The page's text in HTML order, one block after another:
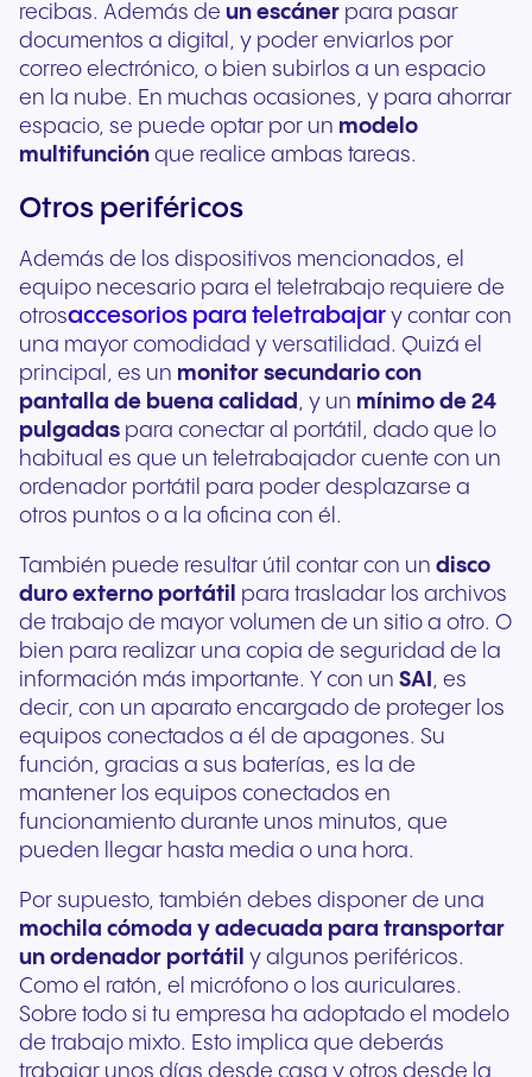
recibas. Además de un escáner para pasar
documentos a digital, y poder enviarlos por
correo electrónico, o bien subirlos a un espacio
en la nube. En muchas ocasiones, y para ahorrar
espacio, se puede optar por un modelo
multifunción que realice ambas tareas.
Otros periféricos
Además de los dispositivos mencionados, el
equipo necesario para el teletrabajo requiere de
otrosaccesorios para teletrabajar y contar con
una mayor comodidad y versatilidad. Quizá el
principal, es un monitor secundario con
pantalla de buena calidad , y un mínimo de 24
pulgadas para conectar al portátil, dado que lo
habitual es que un teletrabajador cuente con un
ordenador portátil para poder desplazarse a
otros puntos o a la oficina con él.
También puede resultar útil contar con un disco
duro externo portátil para trasladar los archivos
de trabajo de mayor volumen de un sitio a otro. O
bien para realizar una copia de seguridad de la
información más importante. Y con un SAI , es
decir, con un aparato encargado de proteger los
equipos conectados a él de apagones. Su
función, gracias a sus baterías, es la de
mantener los equipos conectados en
funcionamiento durante unos minutos, que
pueden llegar hasta media o una hora.
Por supuesto, también debes disponer de una
mochila cómoda y adecuada para transportar
un ordenador portátil y algunos periféricos.
Como el ratón, el micrófono o los auriculares.
Sobre todo si tu empresa ha adoptado el modelo
de trabajo mixto. Esto implica que deberás
trabajar unos días desde casa y otros desde la